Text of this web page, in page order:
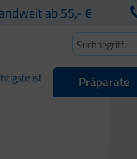
ab 55,- €
Präparate